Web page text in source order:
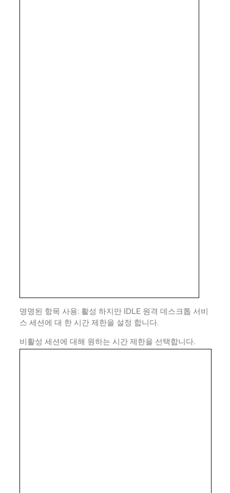
명명된 항목 사용: 활성 하지만 IDLE 원격 데스크톱 서비
스 세션에 대 한 시간 제한을 설정 합니다.
비활성 세션에 대해 원하는 시간 제한을 선택합니다.